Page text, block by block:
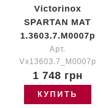
Victorinox
SPARTAN MAT
1.3603.7.M0007p
Арт.
Vx13603.7_M0007p
1 748 грн
КУПИТЬ